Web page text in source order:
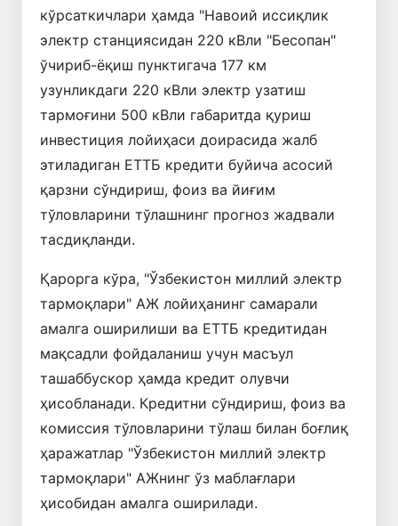
кўрсаткичлари ҳамда "Навоий иссиқлик
электр станциясидан 220 кВли "Бесопан"
ўчириб-ёқиш пунктигача 177 км
узунликдаги 220 кВли электр узатиш
тармоғини 500 кВли габаритда қуриш
инвестиция лойиҳаси доирасида жалб
этиладиган ЕТТБ кредити буйича асосий
қарзни сўндириш, фоиз ва йиғим
тўловларини тўлашнинг прогноз жадвали
тасдиқланди.
Қарорга кўра, "Ўзбекистон миллий электр
тармоқлари" АЖ лойиҳанинг самарали
амалга оширилиши ва ЕТТБ кредитидан
мақсадли фойдаланиш учун масъул
ташаббускор ҳамда кредит олувчи
ҳисобланади. Кредитни сўндириш, фоиз ва
комиссия тўловларини тўлаш билан боғлиқ
ҳаражатлар "Ўзбекистон миллий электр
тармоқлари" АЖнинг ўз маблағлари
ҳисобидан амалга оширилади.